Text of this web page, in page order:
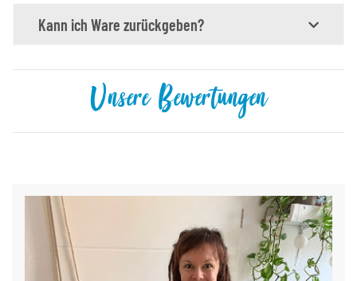
Kann ich Ware zurückgeben?
Unsere Bewertungen